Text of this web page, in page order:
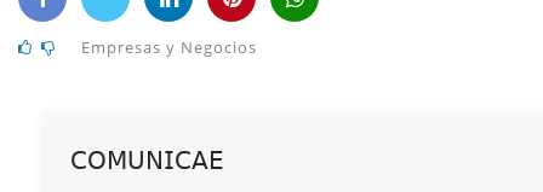
Empresas y Negocios
𝖢𝖮𝖬𝖴𝖭𝖨𝖢𝖠𝖤